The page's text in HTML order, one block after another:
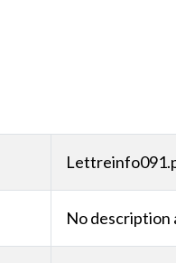
No description